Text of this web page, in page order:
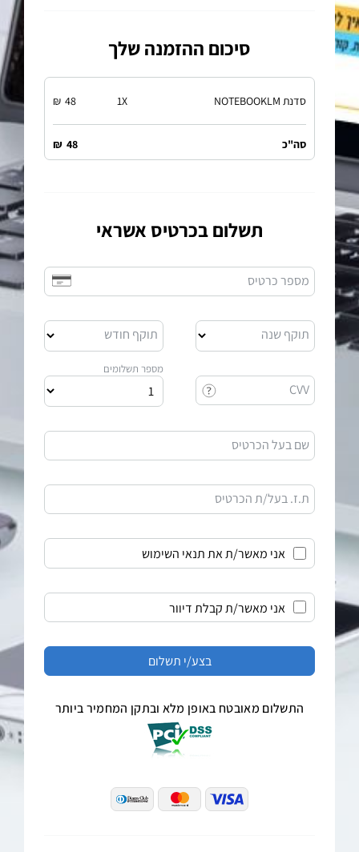
סיכום ההזמנה שלך
סדנת NOTEBOOKLM X
1
48
₪
סה"כ 48
₪
תשלום בכרטיס אשראי
מספר כרטיס
תוקף שנה תוקף חודש
CVV
מספר תשלומים
שם בעל הכרטיס
ת.ז. בעל/ת הכרטיס
אני מאשר/ת את תנאי השימוש
אני מאשר/ת קבלת דיוור
התשלום מאובטח באופן מלא ובתקן המחמיר ביותר